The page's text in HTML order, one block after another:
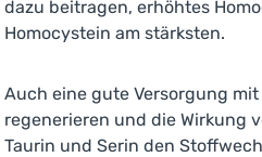
dazu beitragen, erhöhtes
Homocystein am stärksten.
Auch eine gute Versorgung
regenerieren und die Wirkung
Taurin und Serin den